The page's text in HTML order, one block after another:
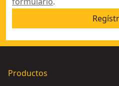
Productos